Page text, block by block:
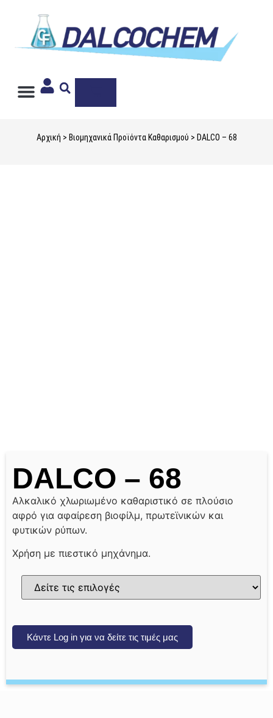
Αρχική > Βιομηχανικά Προϊόντα Καθαρισμού > DALCO – 68
DALCO – 68
Αλκαλικό χλωριωμένο καθαριστικό σε πλούσιο
αφρό για αφαίρεση βιοφίλμ, πρωτεϊνικών και
φυτικών ρύπων.
Χρήση με πιεστικό μηχάνημα.
Κάντε Log in για να δείτε τις τιμές μας